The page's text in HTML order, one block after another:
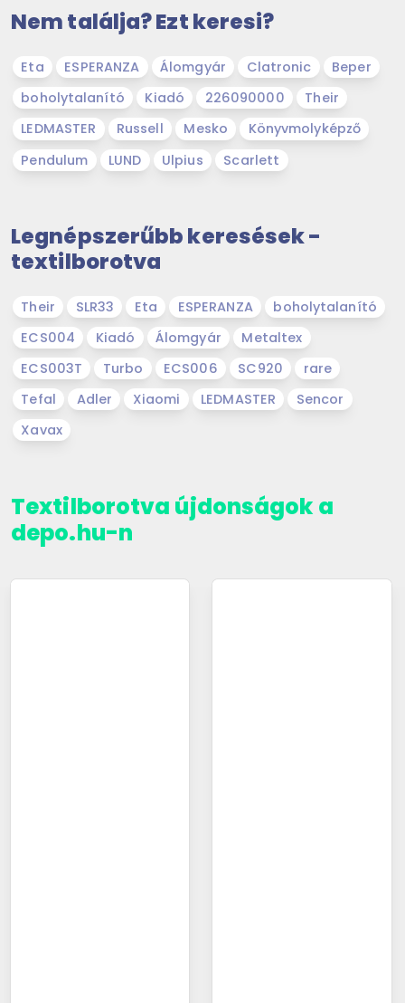
Nem találja? Ezt keresi?
Eta ESPERANZA Álomgyár Clatronic
Beper
boholytalanító
Kiadó 226090000
Their
LEDMASTER
Russell Mesko
Könyvmolyképző
Pendulum
LUND Ulpius Scarlett
Legnépszerűbb keresések -
textilborotva
Their SLR33 Eta ESPERANZA
boholytalanító
ECS004
Kiadó Álomgyár
Metaltex
ECS003T
Turbo ECS006 SC920
rare
Tefal
Adler Xiaomi LEDMASTER
Sencor
Xavax
Textilborotva újdonságok a
depo.hu-n